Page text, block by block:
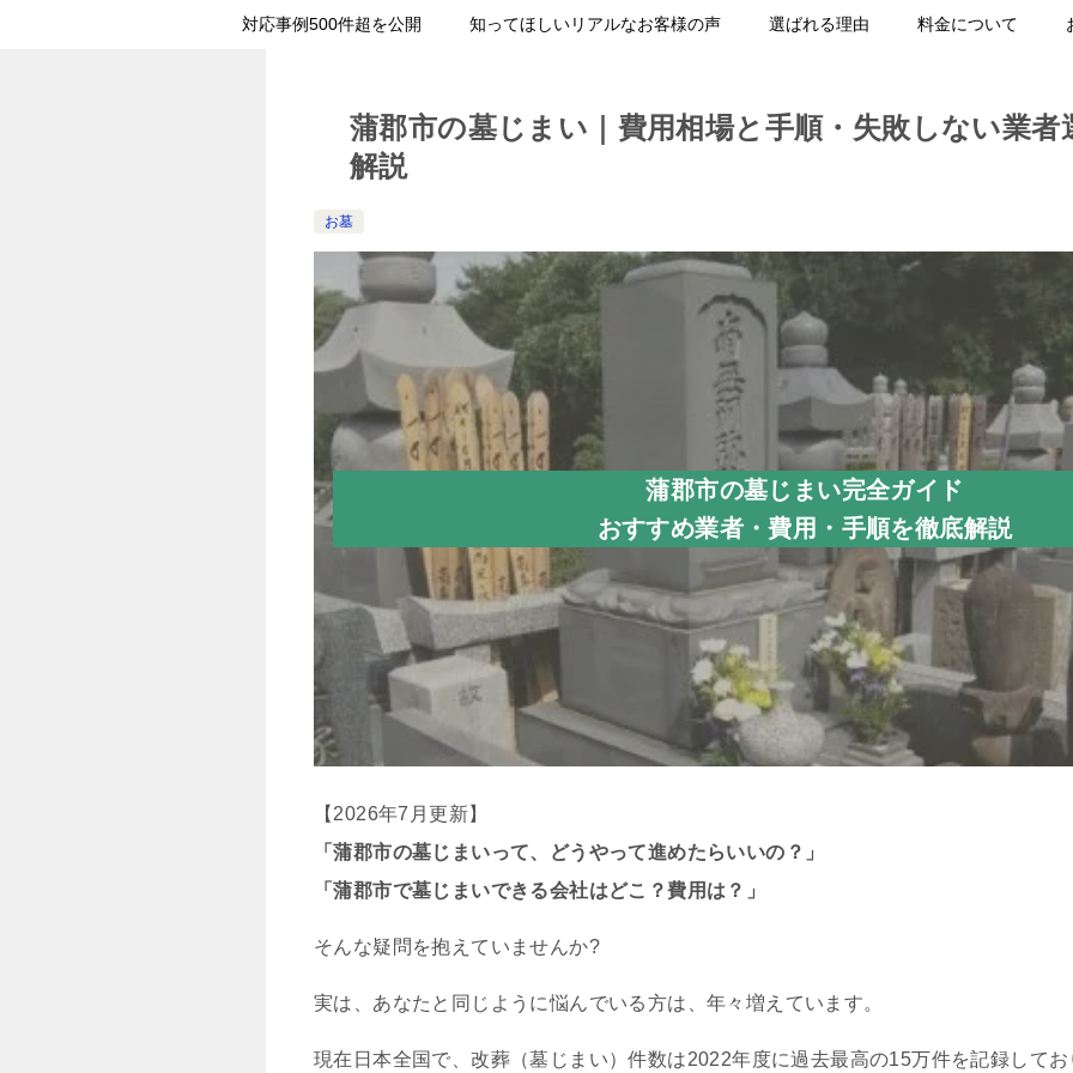
対応事例500件超を公開 知ってほしいリアルなお客様の声 選ばれる理由 料金について
蒲郡市の墓じまい｜費用相場と手順・失敗しない業者
解説
お墓
蒲郡市の墓じまい完全ガイド
おすすめ業者・費用・手順を徹底解説
【2026年7月更新】
「蒲郡市の墓じまいって、どうやって進めたらいいの？」
「蒲郡市で墓じまいできる会社はどこ？費用は？」
そんな疑問を抱えていませんか?
実は、あなたと同じように悩んでいる方は、年々増えています。
現在日本全国で、改葬（墓じまい）件数は2022年度に過去最高の15万件を記録してお